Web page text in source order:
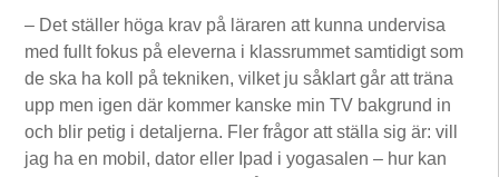
– Det ställer höga krav på läraren att kunna undervisa
med fullt fokus på eleverna i klassrummet samtidigt som
de ska ha koll på tekniken, vilket ju såklart går att träna
upp men igen där kommer kanske min TV bakgrund in
och blir petig i detaljerna. Fler frågor att ställa sig är: vill
jag ha en mobil, dator eller Ipad i yogasalen – hur kan